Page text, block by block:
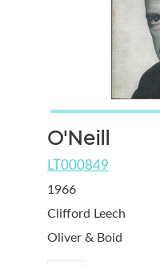
O'Neill
LT000849
1966
Clifford Leech
Oliver & Boid